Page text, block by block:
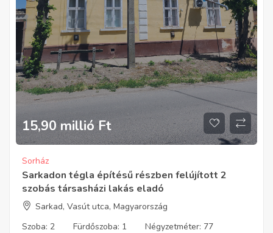
15,90 millió Ft
Sorház
Sarkadon tégla építésű részben felújított 2
szobás társasházi lakás eladó
Sarkad, Vasút utca, Magyarország
Szoba: 2 Fürdőszoba: 1 Négyzetméter: 77